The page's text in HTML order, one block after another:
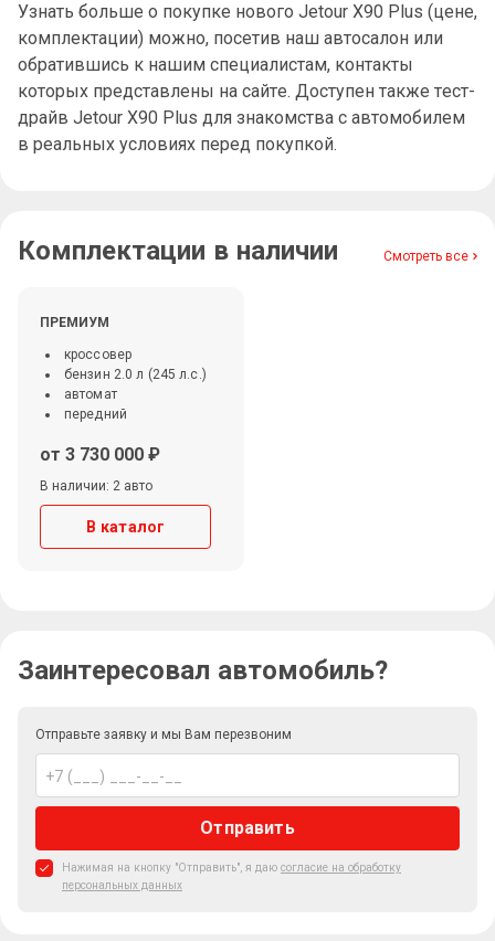
Узнать больше о покупке нового Jetour X90 Plus (цене,
комплектации) можно, посетив наш автосалон или
обратившись к нашим специалистам, контакты
которых представлены на сайте. Доступен также тест-
драйв Jetour X90 Plus для знакомства с автомобилем
в реальных условиях перед покупкой.
Комплектации в наличии Смотреть все
ПРЕМИУМ
кроссовер
бензин 2.0 л (245 л.с.)
автомат
передний
от 3 730 000 ₽
В наличии: 2 авто
В каталог
Заинтересовал автомобиль?
Отправьте заявку и мы Вам перезвоним
Отправить
Нажимая на кнопку "Отправить", я даю согласие на обработку
персональных данных